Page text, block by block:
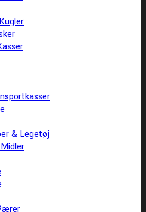
& Legetøj